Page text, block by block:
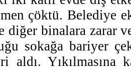
çöktü. Belediye
diğer binalara zarar
sokağa bariyer
aldı. Yıkılmasına